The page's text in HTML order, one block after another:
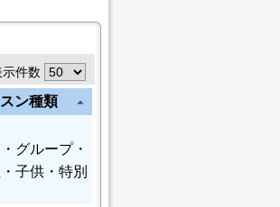
示件数
スン種類 arrow_drop_up
・グループ・
子供・特別